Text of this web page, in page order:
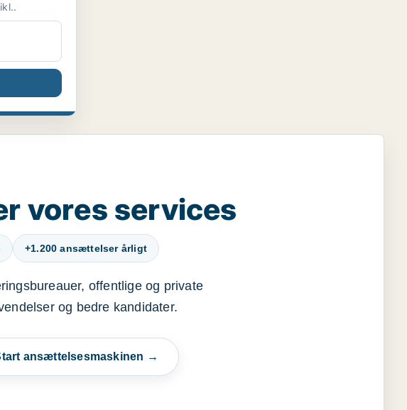
vores services
+1.200 ansættelser årligt
offentlige og private
og bedre kandidater.
ansættelsesmaskinen →